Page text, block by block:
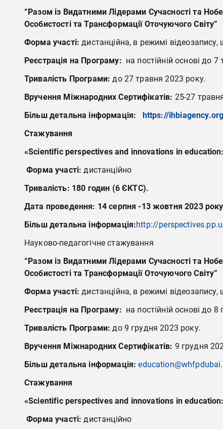
“Разом із Видатними Лідерами Сучасності та
Особистості та Трансформації Оточуючого Світу”
Форма участі: дистанційна, в режимі відеозапису,
Реєстрація на Програму: на постійній основі до
Тривалість Програми:до 27 травня 2023 року.
Вручення Міжнародних Сертифікатів: 25-27
Більш детальна інформація:
https://
Стажування
«Scientific perspectives and innovations in
Форма участі: дистанційно
Тривалість: 180 годин (6 ЄКТС).
Дата проведення: 14серпня -13 жовтня 2023 року
Більш детальна інформація:http://
Науково-педагогічне стажування
“Разом із Видатними Лідерами Сучасності та
Особистості та Трансформації Оточуючого Світу”
Форма участі: дистанційна, в режимі відеозапису,
Реєстрація на Програму: на постійній основі до
Тривалість Програми:до 9 грудня 2023 року.
Вручення Міжнародних Сертифікатів: 9 грудня
Більш детальна інформація:
Стажування
«Scientific perspectives and innovations in
Форма участі: дистанційно